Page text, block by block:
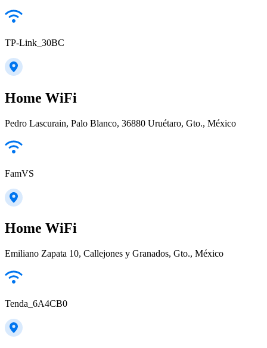
TP-Link_30BC
Home WiFi
Pedro Lascurain, Palo Blanco, 36880 Uruétaro, Gto., México
FamVS
Home WiFi
Emiliano Zapata 10, Callejones y Granados, Gto., México
Tenda_6A4CB0